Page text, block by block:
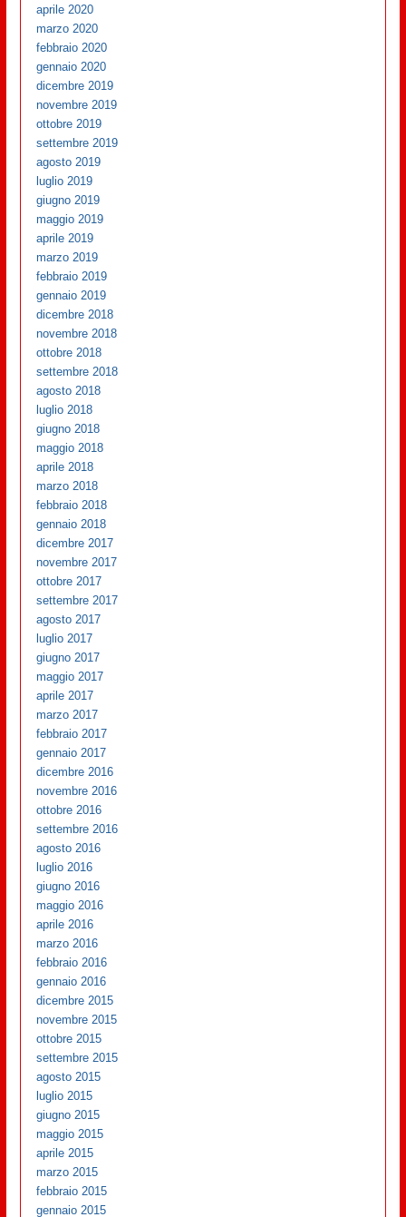
aprile 2020
marzo 2020
febbraio 2020
gennaio 2020
dicembre 2019
novembre 2019
ottobre 2019
settembre 2019
agosto 2019
luglio 2019
giugno 2019
maggio 2019
aprile 2019
marzo 2019
febbraio 2019
gennaio 2019
dicembre 2018
novembre 2018
ottobre 2018
settembre 2018
agosto 2018
luglio 2018
giugno 2018
maggio 2018
aprile 2018
marzo 2018
febbraio 2018
gennaio 2018
dicembre 2017
novembre 2017
ottobre 2017
settembre 2017
agosto 2017
luglio 2017
giugno 2017
maggio 2017
aprile 2017
marzo 2017
febbraio 2017
gennaio 2017
dicembre 2016
novembre 2016
ottobre 2016
settembre 2016
agosto 2016
luglio 2016
giugno 2016
maggio 2016
aprile 2016
marzo 2016
febbraio 2016
gennaio 2016
dicembre 2015
novembre 2015
ottobre 2015
settembre 2015
agosto 2015
luglio 2015
giugno 2015
maggio 2015
aprile 2015
marzo 2015
febbraio 2015
gennaio 2015